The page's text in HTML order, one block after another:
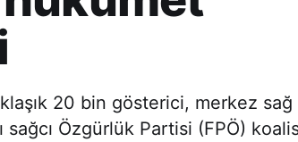
20 bin gösterici, merkez sağ
sağcı Özgürlük Partisi (FPÖ)